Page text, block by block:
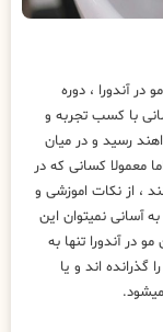
در آندورا ، دوره
با کسب تجربه و
رسید و در میان
معمولا کسانی که در
، از نکات اموزشی و
آسانی نمیتوان این
در آندورا تنها به
را گذرانده اند و یا